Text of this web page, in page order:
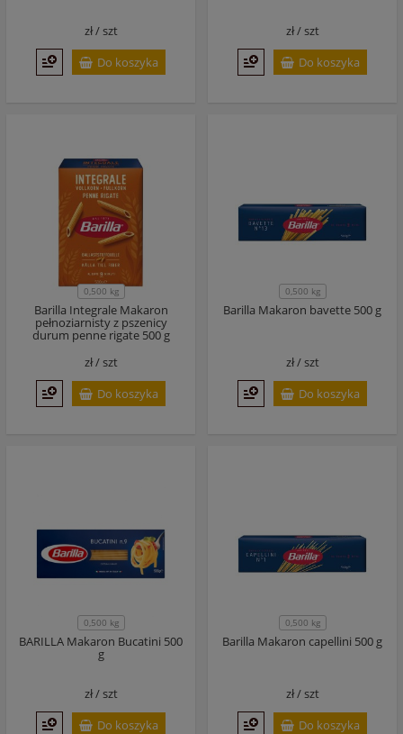
zł /szt
Do koszyka
zł /szt
Do koszyka
0,500 kg
Barilla Integrale Makaron
pełnoziarnisty z pszenicy
durum penne rigate 500 g
zł /szt
Do koszyka
0,500 kg
Barilla Makaron bavette 500 g
zł /szt
Do koszyka
0,500 kg
BARILLA Makaron Bucatini 500
g
zł /szt
Do koszyka
0,500 kg
Barilla Makaron capellini 500 g
zł /szt
Do koszyka